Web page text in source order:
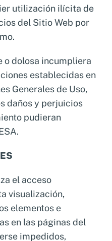
utilización ilícita de
del Sitio Web por
o dolosa incumpliera
establecidas en
Generales de Uso,
daños y perjuicios
pudieran
el acceso
visualización,
elementos e
en las páginas del
impedidos,